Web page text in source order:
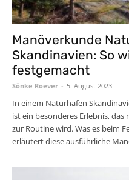
Manöverkunde
Skandinavien: So
festgemacht
Sönke Roever - 5. August 2023
In einem Naturhafen
ist ein besonderes Erlebnis,
zur Routine wird. Was es beim
erläutert diese ausführliche